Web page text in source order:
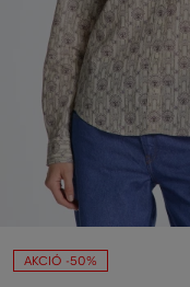
AKCIÓ -50%